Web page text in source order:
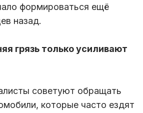
формироваться ещё
назад.
грязь только усиливают
советуют обращать
которые часто ездят